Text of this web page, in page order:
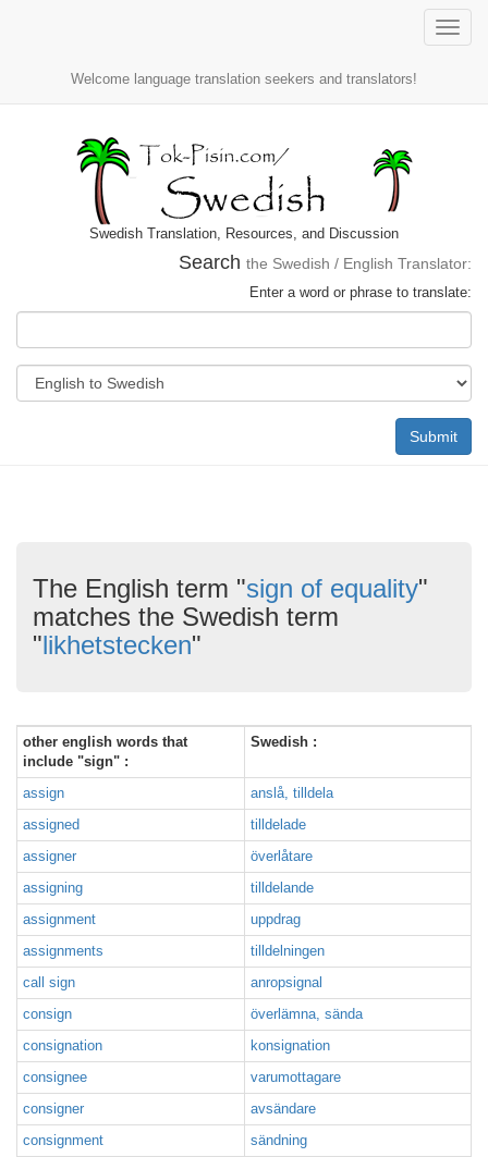
Toggle
Welcome language translation seekers and translators!
Swedish Translation, Resources, and Discussion
Search the Swedish / English Translator:
Enter a word or phrase to translate:
Submit
The English term "sign of equality"
matches the Swedish term
"likhetstecken"
other english words that
include "sign" :
Swedish :
assign
anslå, tilldela
assigned
tilldelade
assigner
överlåtare
assigning
tilldelande
assignment
uppdrag
assignments
tilldelningen
call sign
anropsignal
consign
överlämna, sända
consignation
konsignation
consignee
varumottagare
consigner
avsändare
consignment
sändning